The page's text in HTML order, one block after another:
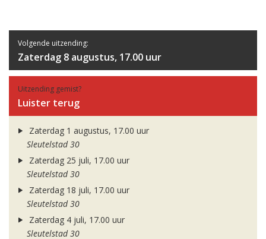
Volgende uitzending:
Zaterdag 8 augustus, 17.00 uur
Uitzending gemist?
Luister terug
Zaterdag 1 augustus, 17.00 uur
Sleutelstad 30
Zaterdag 25 juli, 17.00 uur
Sleutelstad 30
Zaterdag 18 juli, 17.00 uur
Sleutelstad 30
Zaterdag 4 juli, 17.00 uur
Sleutelstad 30